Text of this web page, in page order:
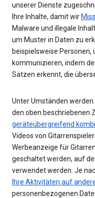
unserer Dienste
Ihre Inhalte, damit wir
Malware und illegale
um Muster in Daten zu
beispielsweise
kommunizieren, indem
Sätzen erkennt, die
Unter Umständen
den oben beschriebenen
geräteübergreifend
Videos von
Werbeanzeige für
geschaltet werden, auf
verwendet werden. Je
Ihre Aktivitäten auf
personenbezogenen